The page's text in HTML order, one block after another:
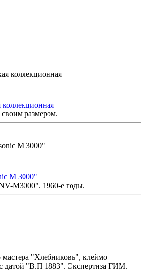
размером.
M 3000"
M3000". 1960-е годы.
"Хлебниковъ", клеймо
с датой "В.П 1883". Экспертиза ГИМ.